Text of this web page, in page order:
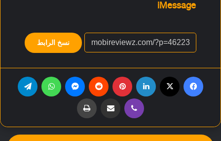
iMessage
نسخ الرابط
ڤايبر مشاركة عبر البريد طباعة